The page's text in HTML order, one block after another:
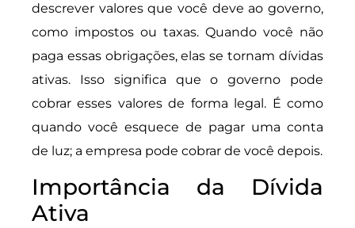
descrever valores que você deve ao governo,
como impostos ou taxas. Quando você não
paga essas obrigações, elas se tornam dívidas
ativas. Isso significa que o governo pode
cobrar esses valores de forma legal. É como
quando você esquece de pagar uma conta
de luz; a empresa pode cobrar de você depois.
Importância da Dívida
Ativa